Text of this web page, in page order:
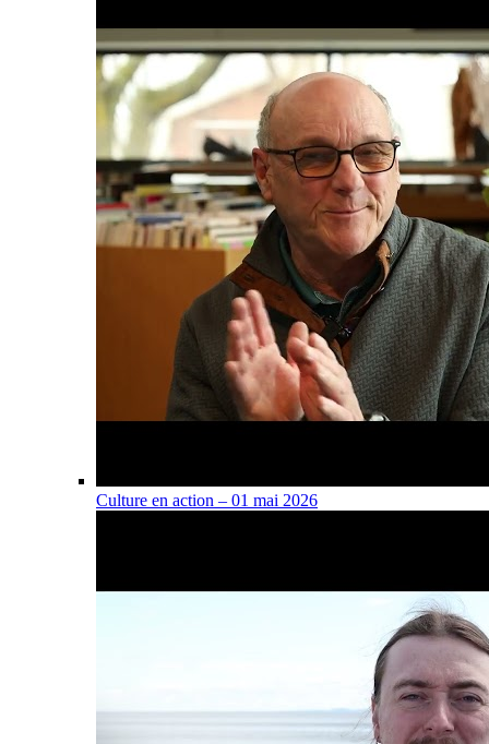
Culture en action – 01 mai 2026